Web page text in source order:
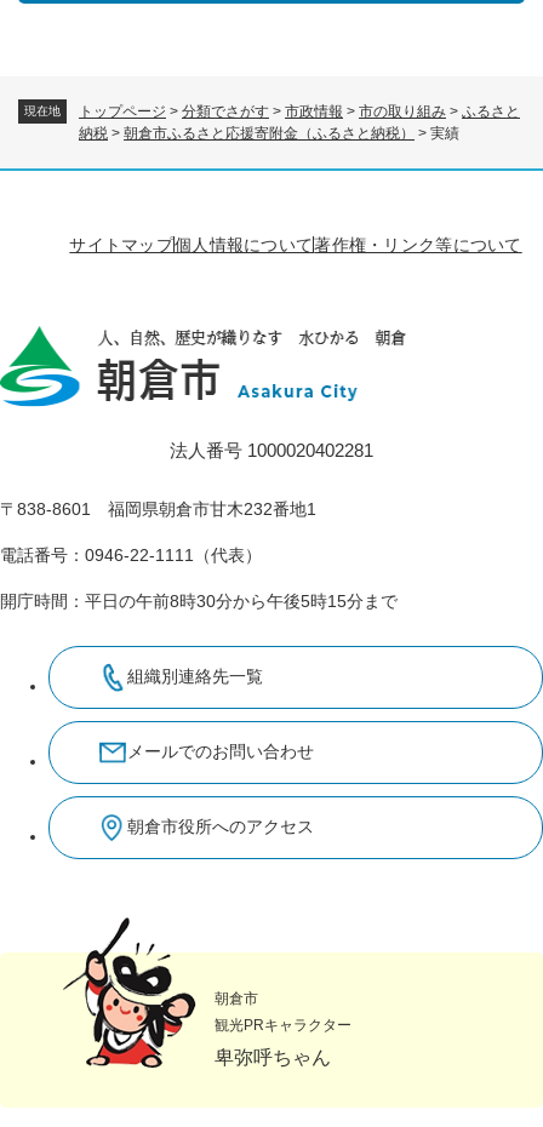
現在地 トップページ > 分類でさがす > 市政情報 > 市の取り組み > ふるさと
納税 > 朝倉市ふるさと応援寄附金（ふるさと納税） > 実績
サイトマップ個人情報について著作権・リンク等について
法人番号 1000020402281
〒838-8601 福岡県朝倉市甘木232番地1
電話番号：0946-22-1111（代表）
開庁時間：平日の午前8時30分から午後5時15分まで
組織別連絡先一覧
メールでのお問い合わせ
朝倉市役所へのアクセス
朝倉市
観光PRキャラクター
卑弥呼ちゃん